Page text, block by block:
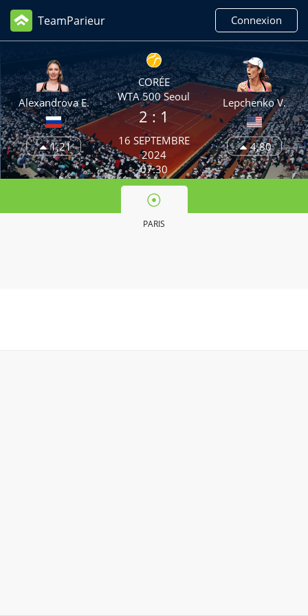
TeamParieur Connexion
Alexandrova E.
1,21
CORÉE
WTA 500 Seoul
2: 1
16 SEPTEMBRE
2024
07:30
Lepchenko V.
4,80
PARIS